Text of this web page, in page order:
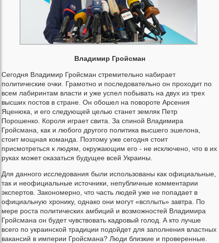
Владимир Гройсман
Сегодня Владимир Гройсман стремительно набирает
политические очки. Грамотно и последовательно он проходит по
всем лабиринтам власти и уже успел побывать на двух из трех
высших постов в стране. Он обошел на повороте Арсения
Яценюка, и его следующей целью станет земляк Петр
Порошенко. Короля играет свита. За спиной Владимира
Гройсмана, как и любого другого политика высшего эшелона,
стоит мощная команда. Поэтому уже сегодня стоит
присмотреться к людям, окружающим его - не исключено, что в их
руках может оказаться будущее всей Украины.
Для данного исследования были использованы как официальные,
так и неофициальные источники, непубличные комментарии
экспертов. Закономерно, что часть людей уже не попадает в
официальную хронику, однако они могут «всплыть» завтра. По
мере роста политических амбиций и возможностей Владимира
Гройсмана он будет чувствовать кадровый голод. А кто лучше
всего по украинской традиции подойдет для заполнения властных
вакансий в империи Гройсмана? Люди близкие и проверенные.